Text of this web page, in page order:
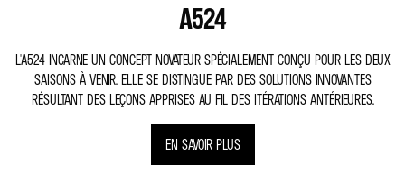
A524
L'A524 INCARNE UN CONCEPT NOVATEUR SPÉCIALEMENT CONÇU POUR LES DEUX
SAISONS À VENIR. ELLE SE DISTINGUE PAR DES SOLUTIONS INNOVANTES
RÉSULTANT DES LEÇONS APPRISES AU FIL DES ITÉRATIONS ANTÉRIEURES.
EN SAVOIR PLUS